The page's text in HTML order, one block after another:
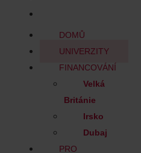
DOMŮ
UNIVERZITY
FINANCOVÁNÍ
Velká
Británie
Irsko
Dubaj
PRO